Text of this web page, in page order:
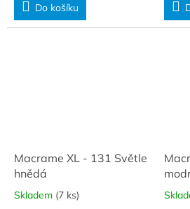
Do košíku
Macrame XL - 131 Světle
hnědá
Skladem (7 ks)